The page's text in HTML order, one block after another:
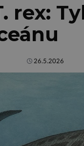
rex:
26.5.2026